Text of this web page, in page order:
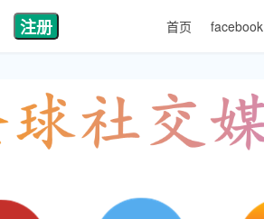
注册 首页 facebook